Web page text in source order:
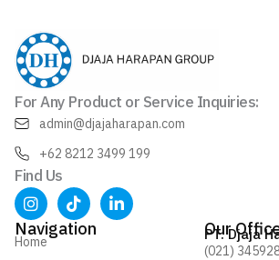
For Any Product or Service Inquiries:
admin@djajaharapan.com
+62 8212 3499 199
Find Us
I
n
s
t
T
i
k
L
i
n
Navigation
Home
Our
PT. Djaja
(021)